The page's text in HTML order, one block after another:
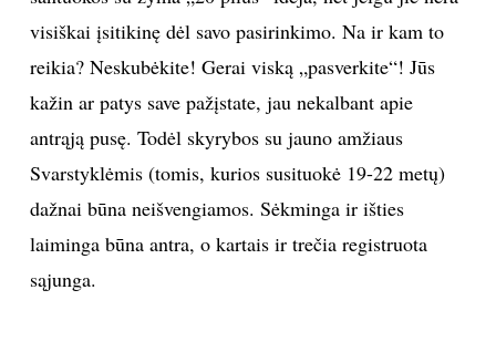
visiškai įsitikinę dėl savo pasirinkimo. Na ir kam to
reikia? Neskubėkite! Gerai viską „pasverkite“! Jūs
kažin ar patys save pažįstate, jau nekalbant apie
antrąją pusę. Todėl skyrybos su jauno amžiaus
Svarstyklėmis (tomis, kurios susituokė 19-22 metų)
dažnai būna neišvengiamos. Sėkminga ir išties
laiminga būna antra, o kartais ir trečia registruota
sąjunga.